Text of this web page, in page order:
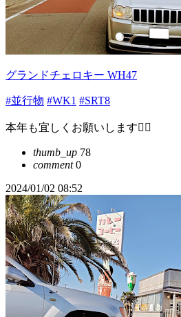
グランドチェロキー WH47
#並行物 #WK1 #SRT8
本年も宜しくお願いします🙇‍♂️
thumb_up 78
comment0
2024/01/02 08:52